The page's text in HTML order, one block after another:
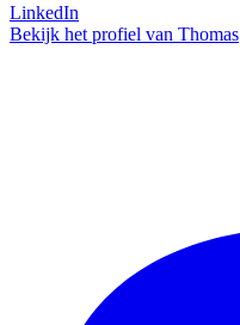
LinkedIn
Bekijk het profiel van Thomas